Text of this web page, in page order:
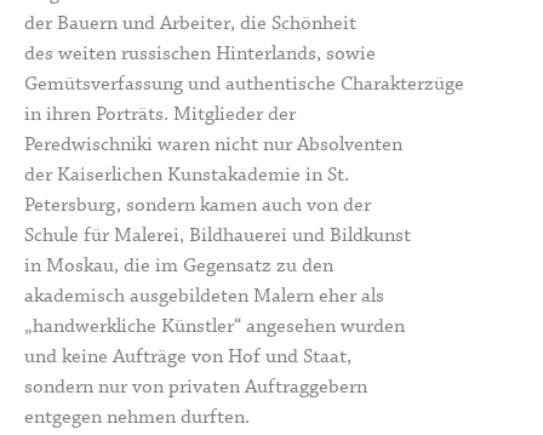
der Bauern und Arbeiter, die Schönheit
des weiten russischen Hinterlands, sowie
Gemütsverfassung und authentische Charakterzüge
in ihren Porträts. Mitglieder der
Peredwischniki waren nicht nur Absolventen
derKaiserlichen Kunstakademie in St.
Petersburg, sondern kamen auch von der
Schule für Malerei, Bildhauerei und Bildkunst
in Moskau, die im Gegensatz zu den
akademisch ausgebildeten Malern eher als
„handwerkliche Künstler“ angesehen wurden
und keine Aufträge von Hof und Staat,
sondern nur von privaten Auftraggebern
entgegen nehmen durften.